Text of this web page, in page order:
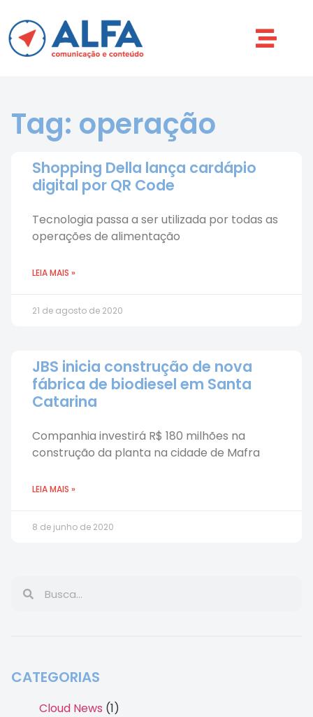
Tag: operação
Shopping Della lança cardápio
digital por QR Code
Tecnologia passa a ser utilizada por todas as
operações de alimentação
LEIA MAIS »
21 de agosto de 2020
JBS inicia construção de nova
fábrica de biodiesel em Santa
Catarina
Companhia investirá R$ 180 milhões na
construção da planta na cidade de Mafra
LEIA MAIS »
8 de junho de 2020
CATEGORIAS
Cloud News (1)